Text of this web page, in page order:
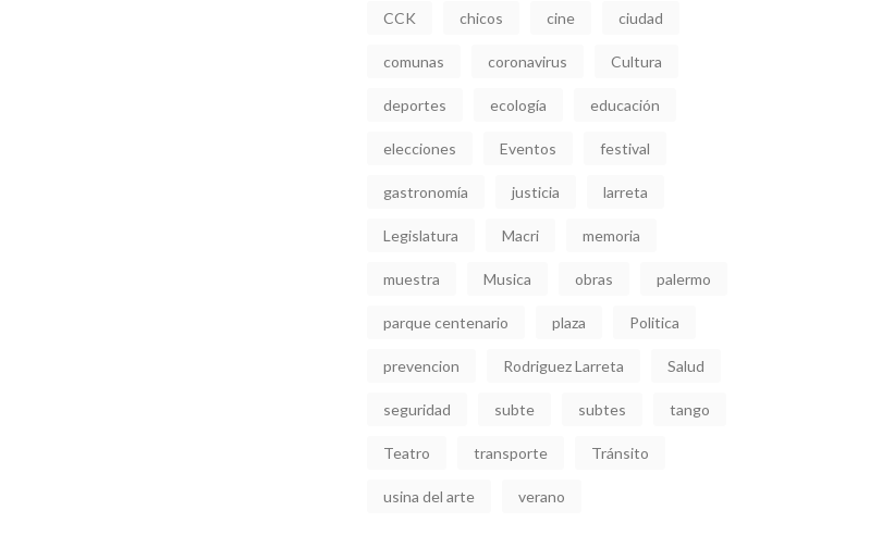
CCK chicos cine ciudad
comunas coronavirus Cultura
deportes ecología educación
elecciones Eventos festival
gastronomía justicia larreta
Legislatura Macri memoria
muestra Musica obras palermo
parque centenario plaza Politica
prevencion Rodriguez Larreta Salud
seguridad subte subtes tango
Teatro transporte Tránsito
usina del arte verano